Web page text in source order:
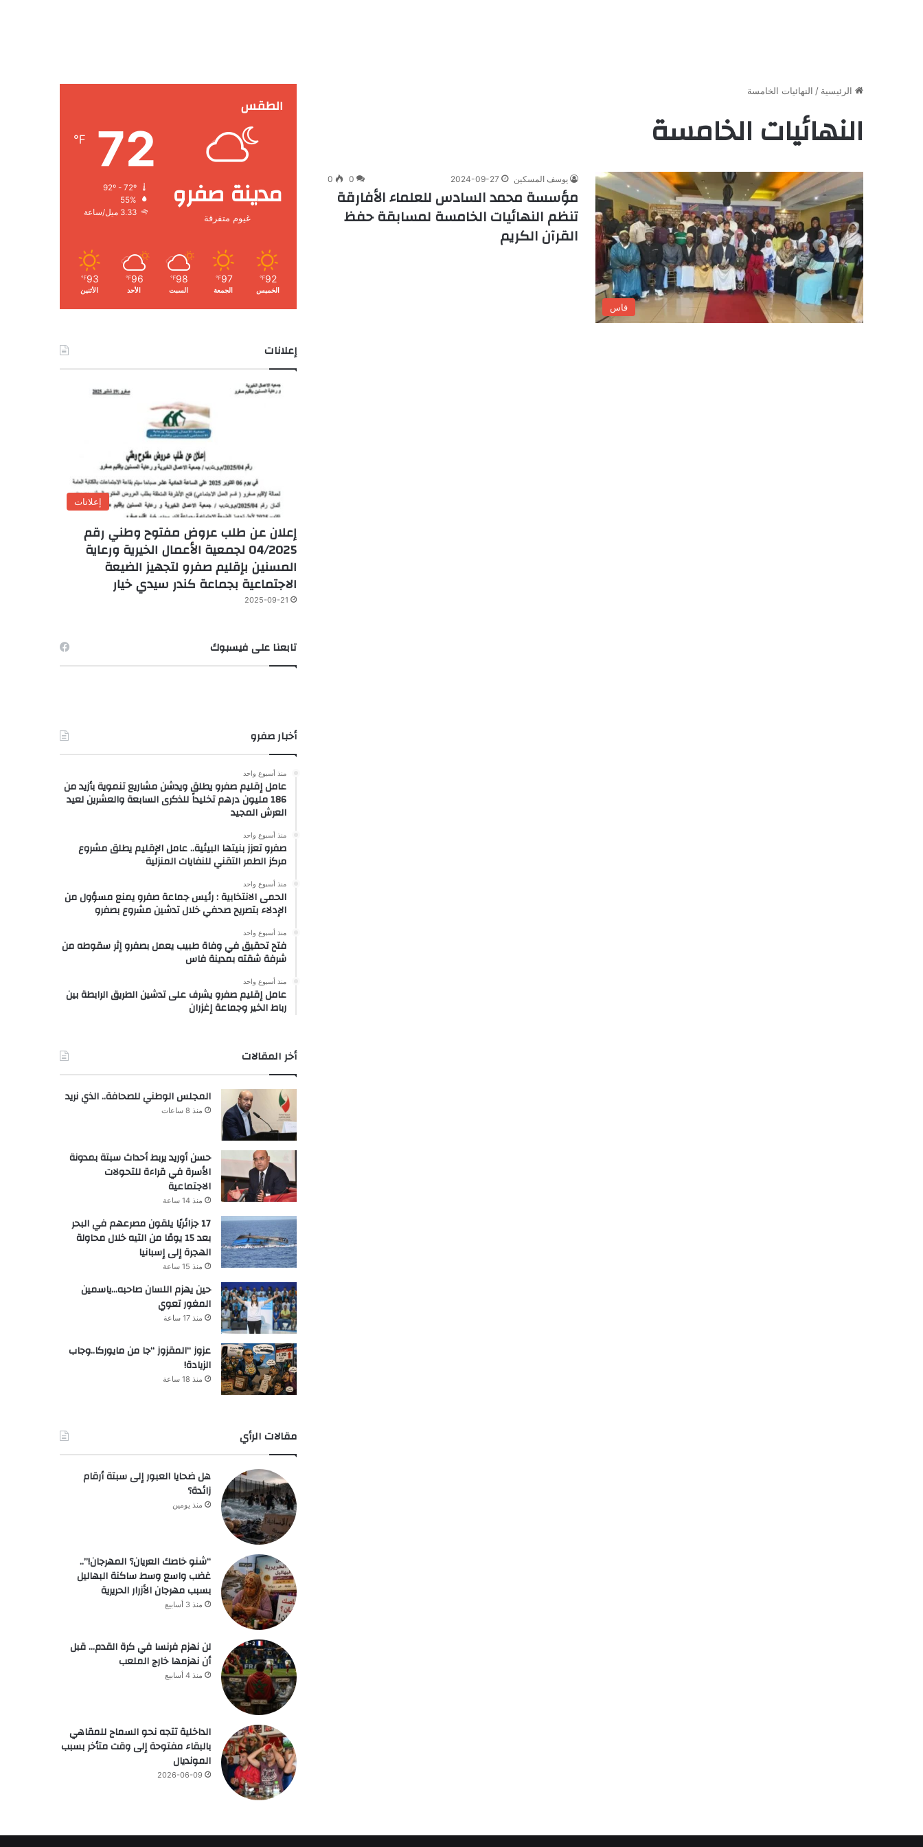
الرئيسية / النهائيات الخامسة
النهائيات الخامسة
فاس
يوسف المسكين 2024-09-27
0
0
مؤسسة محمد السادس للعلماء الأفارقة
تنظم النهائيات الخامسة لمسابقة حفظ
القرآن الكريم
الطقس
مدينة صفرو
غيوم متفرقة
72
℉
55%
3.33 ميل/ساعة
92
℉
الخميس
97
℉
الجمعة
98
℉
السبت
96
℉
الأحد
93
℉
الأثنين
إعلانات
إعلانات
إعلان عن طلب عروض مفتوح وطني رقم
04/2025 لجمعية الأعمال الخيرية ورعاية
المسنين بإقليم صفرو لتجهيز الضيعة
الاجتماعية بجماعة كندر سيدي خيار
2025-09-21
تابعنا على فيسبوك
أخبار صفرو
منذ أسبوع واحد
عامل إقليم صفرو يطلق ويدشن مشاريع تنموية بأزيد من
186 مليون درهم تخليداً للذكرى السابعة والعشرين لعيد
العرش المجيد
منذ أسبوع واحد
صفرو تعزز بنيتها البيئية.. عامل الإقليم يطلق مشروع
مركز الطمر التقني للنفايات المنزلية
منذ أسبوع واحد
الحمى الانتخابية : رئيس جماعة صفرو يمنع مسؤول من
الإدلاء بتصريح صحفي خلال تدشين مشروع بصفرو
منذ أسبوع واحد
فتح تحقيق في وفاة طبيب يعمل بصفرو إثر سقوطه من
شرفة شقته بمدينة فاس
منذ أسبوع واحد
عامل إقليم صفرو يشرف على تدشين الطريق الرابطة بين
رباط الخير وجماعة إغزران
أخر المقالات
المجلس الوطني للصحافة.. الذي نريد
منذ 8 ساعات
حسن أوريد يربط أحداث سبتة بمدونة
الأسرة في قراءة للتحولات
الاجتماعية
منذ 14 ساعة
17 جزائريًا يلقون مصرعهم في البحر
بعد 15 يومًا من التيه خلال محاولة
الهجرة إلى إسبانيا
منذ 15 ساعة
حين يهزم اللسان صاحبه…ياسمين
المغور تعوي
منذ 17 ساعة
عزوز “المقزوز “جا من مايوركا..وجاب
الزيادة!
منذ 18 ساعة
مقالات الرأي
هل ضحايا العبور إلى سبتة أرقام
زائدة؟
منذ يومين
“شنو خاصك العريان؟ المهرجان!”..
غضب واسع وسط ساكنة البهاليل
بسبب مهرجان الأزرار الحريرية
منذ 3 أسابيع
لن نهزم فرنسا في كرة القدم… قبل
أن نهزمها خارج الملعب
منذ 4 أسابيع
الداخلية تتجه نحو السماح للمقاهي
بالبقاء مفتوحة إلى وقت متأخر بسبب
المونديال
2026-06-09